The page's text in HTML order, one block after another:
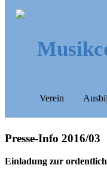
Verein
Presse-Info 2016/03
Einladung zur